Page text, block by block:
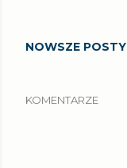
NOWSZE POSTY
KOMENTARZE